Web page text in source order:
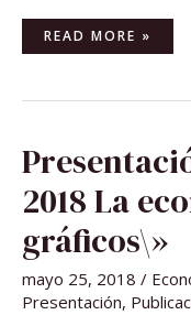
READ MORE »
2018 La
gráficos\»
mayo 25, 2018 /
Presentación,
DEL
LIBRO
\»
1978-
2018
LA
ECONOMÍA
CANARIA
GRÁFICOS\»